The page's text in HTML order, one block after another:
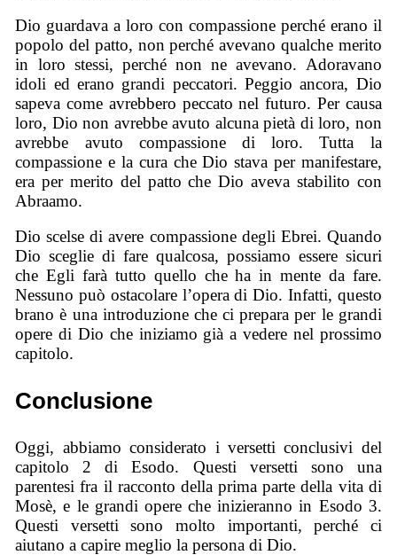
Dio guardava a loro con compassione perché erano il
popolo del patto, non perché avevano qualche merito
in loro stessi, perché non ne avevano. Adoravano
idoli ed erano grandi peccatori. Peggio ancora, Dio
sapeva come avrebbero peccato nel futuro. Per causa
loro, Dio non avrebbe avuto alcuna pietà di loro, non
avrebbe avuto compassione di loro. Tutta la
compassione e la cura che Dio stava per manifestare,
era per merito del patto che Dio aveva stabilito con
Abraamo.
Dio scelse di avere compassione degli Ebrei. Quando
Dio sceglie di fare qualcosa, possiamo essere sicuri
che Egli farà tutto quello che ha in mente da fare.
Nessuno può ostacolare l’opera di Dio. Infatti, questo
brano è una introduzione che ci prepara per le grandi
opere di Dio che iniziamo già a vedere nel prossimo
capitolo.
Conclusione
Oggi, abbiamo considerato i versetti conclusivi del
capitolo 2 di Esodo. Questi versetti sono una
parentesi fra il racconto della prima parte della vita di
Mosè, e le grandi opere che inizieranno in Esodo 3.
Questi versetti sono molto importanti, perché ci
aiutano a capire meglio la persona di Dio.